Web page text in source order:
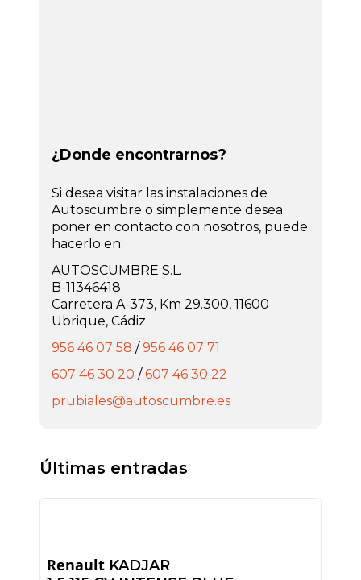
¿Donde encontrarnos?
Si desea visitar las instalaciones de
Autoscumbre o simplemente desea
poner en contacto con nosotros, puede
hacerlo en:
AUTOSCUMBRE S.L.
B-11346418
Carretera A-373, Km 29.300, 11600
Ubrique, Cádiz
956 46 07 58 /956 46 07 71
607 46 30 20 /607 46 30 22
prubiales@autoscumbre.es
Últimas entradas
Renault KADJAR